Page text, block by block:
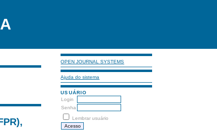
OPEN JOURNAL SYSTEMS
Ajuda do sistema
USUÁRIO
Login
Senha
Lembrar usuário